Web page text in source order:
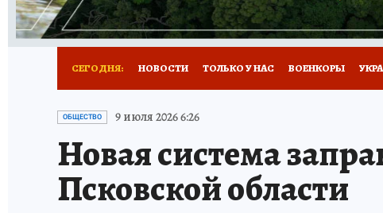
СЕГОДНЯ: НОВОСТИ ТОЛЬКО У НАС ВОЕНКОРЫ
ИСПЫТАНО НА СЕБЕ
ОБЩЕСТВО 9 июля 2026 6:26
Новая система
Псковской области